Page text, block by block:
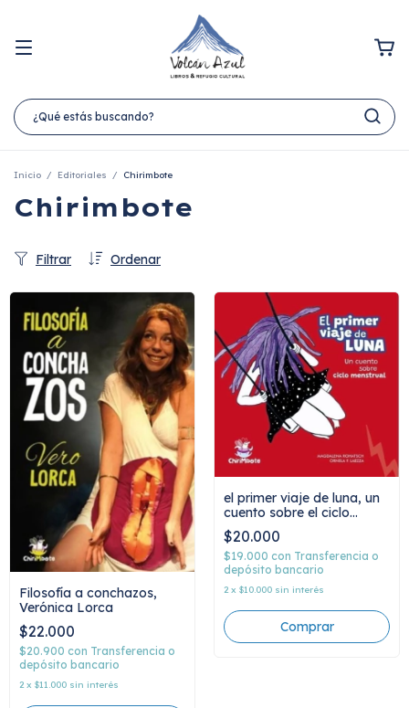
Inicio / Editoriales / Chirimbote
Chirimbote
Ordenar
Filtrar
Filosofía a conchazos,
Verónica Lorca
$22.000
$20.900 con Transferencia o
depósito bancario
2 x $11.000 sin interés
el primer viaje de luna, un
cuento sobre el ciclo
menstrual, magdalena
rohatsch, ornela f. laezza
$20.000
$19.000 con Transferencia o
depósito bancario
2 x $10.000 sin interés